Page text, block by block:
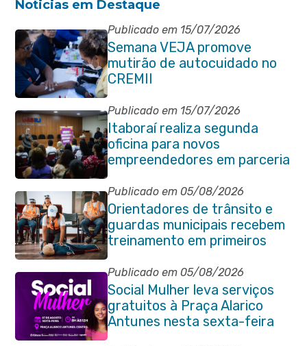
Noticias em Destaque
Publicado em 15/07/2026
Semana VEJA promove
mutirão de autocuidado no
CREMII
Publicado em 15/07/2026
Itaboraí realiza segunda
oficina para novos
empreendedores em parceria
com Sebrae
Publicado em 05/08/2026
Orientadores de trânsito e
guardas municipais recebem
treinamento em primeiros
socorros em Itaboraí
Publicado em 05/08/2026
Social Mulher leva serviços
gratuitos à Praça Alarico
Antunes nesta sexta-feira
(07/08)